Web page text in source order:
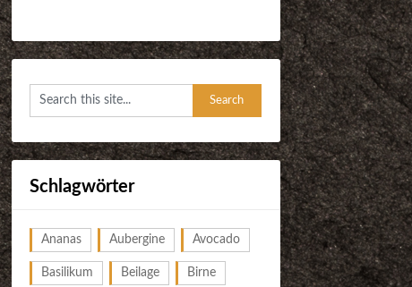
Schlagwörter
Ananas Aubergine Avocado
Basilikum Beilage Birne